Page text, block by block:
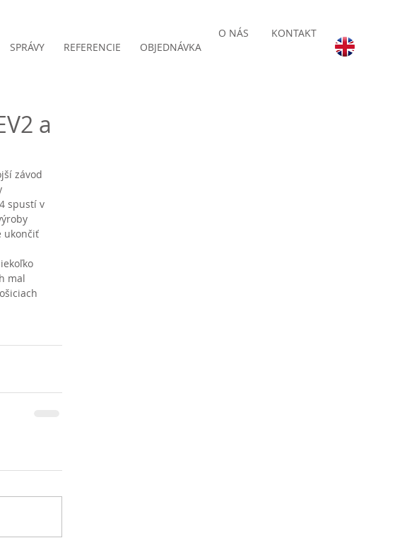
KONTAKT
O NÁS
SPRÁVY REFERENCIE OBJEDNÁVKA
a
závod
spustí v
ukončiť
mal